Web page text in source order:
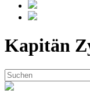
Kapitän